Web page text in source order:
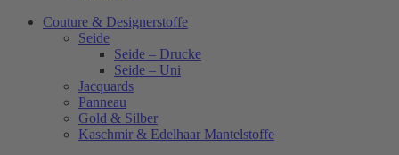
Couture & Designerstoffe
Seide
Seide – Drucke
Seide – Uni
Jacquards
Panneau
Gold & Silber
Kaschmir & Edelhaar Mantelstoffe